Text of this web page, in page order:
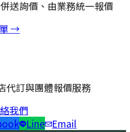
送詢價、由業務統一報價
→
代訂與團體報價服務
我們
Line Email